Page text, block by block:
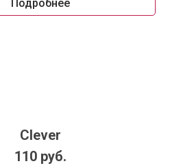
Подробнее
Clever
110 руб.